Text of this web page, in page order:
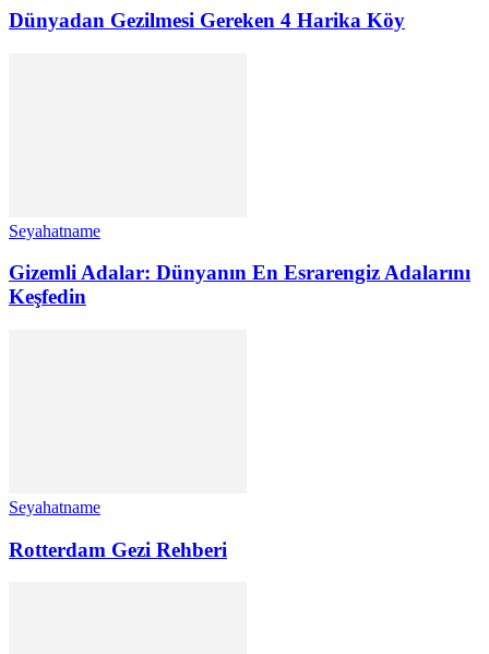
Dünyadan Gezilmesi Gereken 4 Harika Köy
Seyahatname
Gizemli Adalar: Dünyanın En Esrarengiz Adalarını
Keşfedin
Seyahatname
Rotterdam Gezi Rehberi